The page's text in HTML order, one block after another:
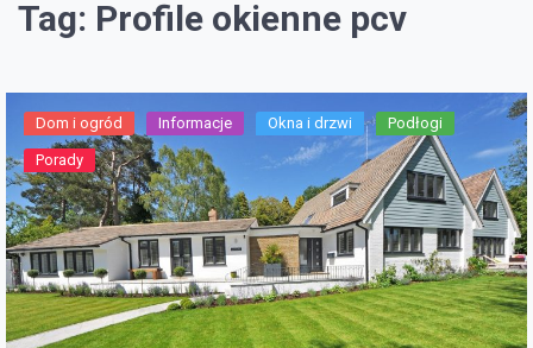
Tag: Profile okienne pcv
Dom i ogród Informacje Okna i drzwi Podłogi
Porady